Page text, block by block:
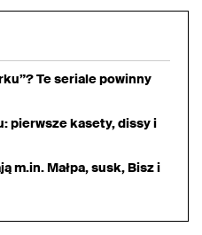
Te seriale powinny
pierwsze kasety, dissy i
m.in. Małpa, susk, Bisz i